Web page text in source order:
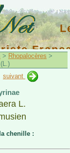
> Rhopalocères >
suivant
L.
chenille :